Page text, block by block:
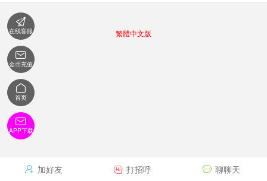
 加好友  打招呼  聊聊天
繁體中文版

在线客服

金币充值

首页

APP下载